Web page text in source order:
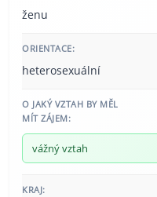
ženu
ORIENTACE:
heterosexuální
O JAKÝ VZTAH BY MĚL
MÍT ZÁJEM:
vážný vztah
KRAJ: